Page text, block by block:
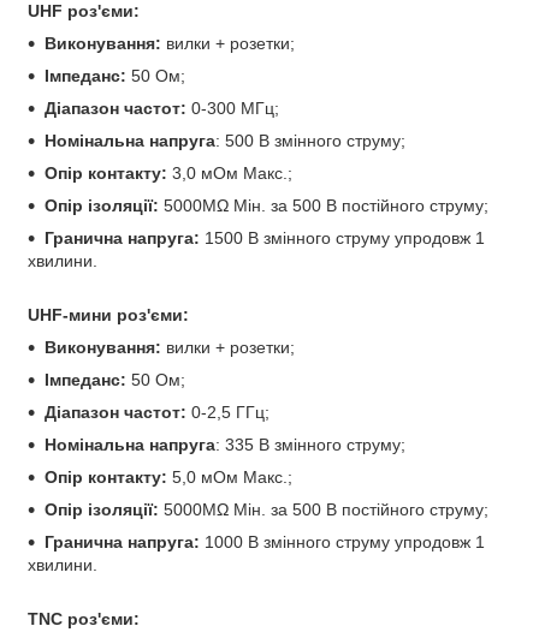
UHF роз'єми:
Виконування: вилки + розетки;
Імпеданс: 50 Ом;
Діапазон частот: 0-300 МГц;
Номінальна напруга: 500 В змінного струму;
Опір контакту: 3,0 мОм Макс.;
Опір ізоляції: 5000MΩ Мін. за 500 В постійного струму;
Гранична напруга: 1500 В змінного струму упродовж 1
хвилини.
UHF-мини роз'єми:
Виконування: вилки + розетки;
Імпеданс: 50 Ом;
Діапазон частот: 0-2,5 ГГц;
Номінальна напруга: 335 В змінного струму;
Опір контакту: 5,0 мОм Макс.;
Опір ізоляції: 5000MΩ Мін. за 500 В постійного струму;
Гранична напруга: 1000 В змінного струму упродовж 1
хвилини.
TNC роз'єми: